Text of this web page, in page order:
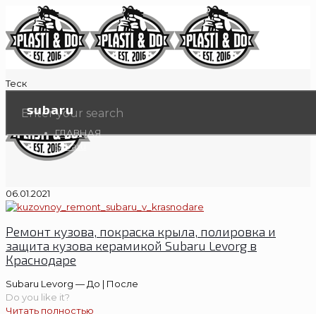
Теск
subaru
ГЛАВНАЯ
subaru
06.01.2021
Ремонт кузова, покраска крыла, полировка и
защита кузова керамикой Subaru Levorg в
Краснодаре
Subaru Levorg — До | После
Do you like it?
Читать полностью